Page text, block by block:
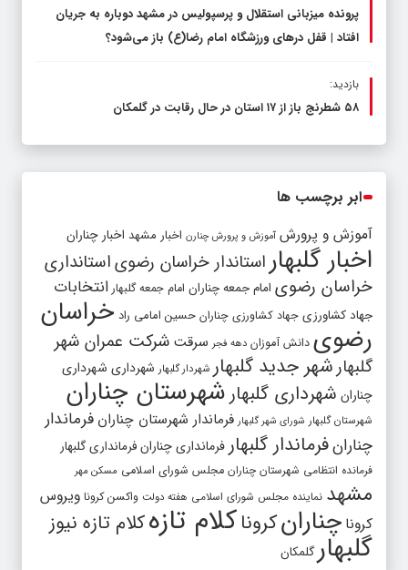
پرونده میزبانی استقلال و پرسپولیس در مشهد دوباره به جریان
افتاد | قفل در‌های ورزشگاه امام رضا(ع) باز می‌شود؟
بازدید:
۵۸ شطرنج‌ باز از ۱۷ استان در حال رقابت در گلمکان
ابر برچسب ها
آموزش و پرورش آموزش و پرورش چنارن اخبار مشهد اخبار چناران
اخبار گلبهار استاندار خراسان رضویاستانداری
خراسان رضوی امام جمعه چناران امام جمعه گلبهار انتخابات
جهاد کشاورزی جهاد کشاورزی چناران حسین امامی راد خراسان
رضوی دانش آموزان دهه فجر سرقت شرکت عمران شهر
گلبهارشهر جدید گلبهار شهردار گلبهار شهرداری شهرداری
چناران شهرداری گلبهار شهرستان چناران
شهرستان گلبهار شورای شهر گلبهار فرماندار شهرستان چناران فرماندار
چنارانفرماندار گلبهار فرمانداری چنارانفرمانداری گلبهار
فرمانده انتظامی شهرستان چناران مجلس شورای اسلامی مسکن مهر
مشهد نماینده مجلس شورای اسلامی هفته دولت واکسن کرونا ویروس
کرونا چنارانکروناکلام تازهکلام تازه نیوز
گلبهارگلمکان